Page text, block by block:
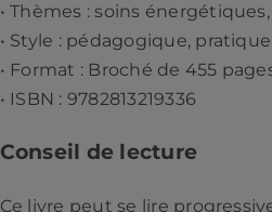
• Thèmes : soins
• Style : pédagogique,
• Format : Broché de 455
• ISBN : 9782813219336
Conseil de lecture
Ce livre peut se lire